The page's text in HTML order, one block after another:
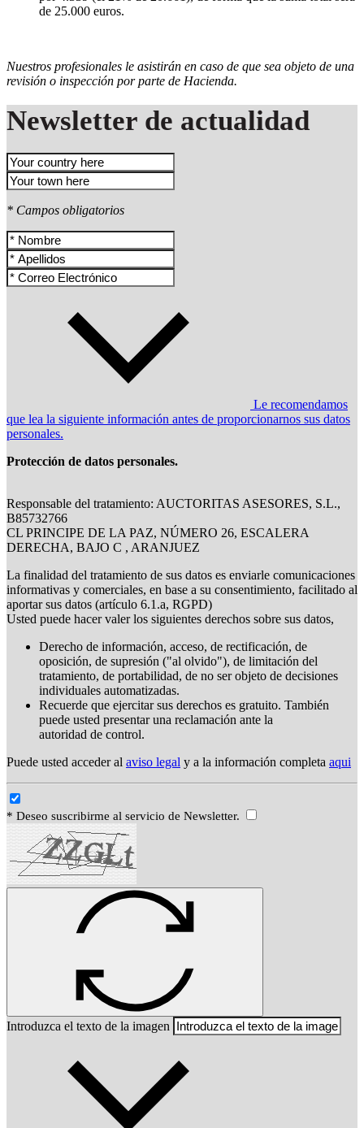
de 25.000 euros.
Nuestros profesionales le asistirán en caso de que sea objeto de una
revisión o inspección por parte de Hacienda.
Newsletter de actualidad
* Campos obligatorios
Le recomendamos
que lea la siguiente información antes de proporcionarnos sus datos
personales.
Protección de datos personales.
Responsable del tratamiento: AUCTORITAS ASESORES, S.L.,
B85732766
CL PRINCIPE DE LA PAZ, NÚMERO 26, ESCALERA
DERECHA, BAJO C , ARANJUEZ
La finalidad del tratamiento de sus datos es enviarle comunicaciones
informativas y comerciales, en base a su consentimiento, facilitado al
aportar sus datos (artículo 6.1.a, RGPD)
Usted puede hacer valer los siguientes derechos sobre sus datos,
Derecho de información, acceso, de rectificación, de
oposición, de supresión ("al olvido"), de limitación del
tratamiento, de portabilidad, de no ser objeto de decisiones
individuales automatizadas.
Recuerde que ejercitar sus derechos es gratuito. También
puede usted presentar una reclamación ante la
autoridad de control.
Puede usted acceder al aviso legal y a la información completa aqui
* Deseo suscribirme al servicio de Newsletter.
Introduzca el texto de la imagen